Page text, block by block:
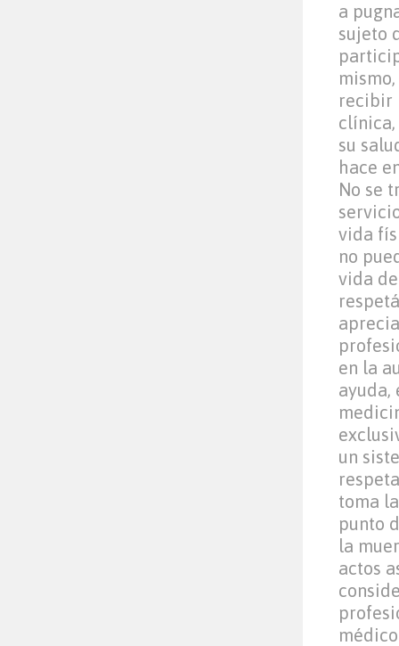
a
sujeto
recibir
su
hace
No se
vida
no
vida
en la
ayuda,
un
toma
punto
la
actos